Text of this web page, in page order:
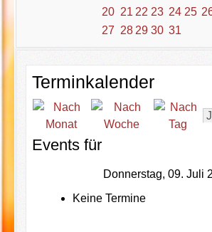
20 21 22 23 24 25
27 28 29 30 31
Terminkalender
Events für
Donnerstag, 09. Juli
Keine Termine